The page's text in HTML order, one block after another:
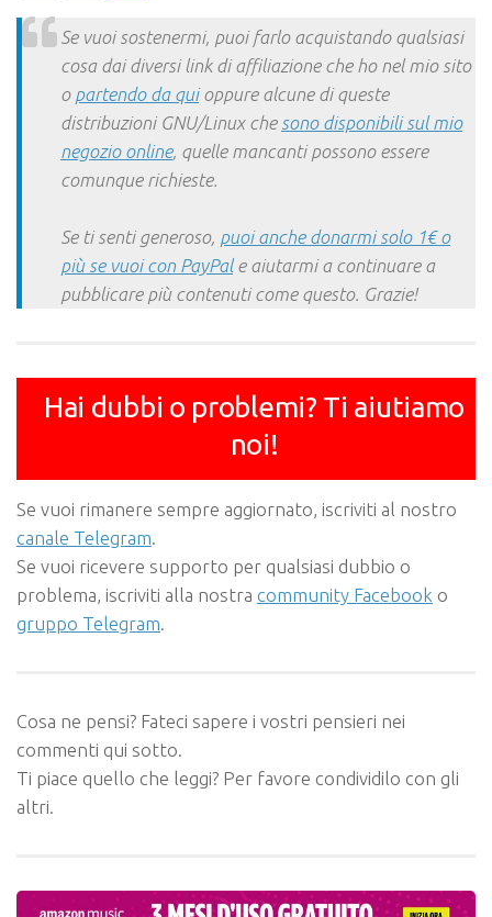
Se vuoi sostenermi, puoi farlo acquistando qualsiasi
cosa dai diversi link di affiliazione che ho nel mio sito
o partendo da quioppure alcune di queste
distribuzioni GNU/Linux che sono disponibili sul mio
negozio online, quelle mancanti possono essere
comunque richieste.
Se ti senti generoso, puoi anche donarmi solo 1€ o
più se vuoi con PayPale aiutarmi a continuare a
pubblicare più contenuti come questo. Grazie!
Hai dubbi o problemi? Ti aiutiamo
noi!
Se vuoi rimanere sempre aggiornato, iscriviti al nostro
canale Telegram.
Se vuoi ricevere supporto per qualsiasi dubbio o
problema, iscriviti alla nostra community Facebook o
gruppo Telegram.
Cosa ne pensi? Fateci sapere i vostri pensieri nei
commenti qui sotto.
Ti piace quello che leggi? Per favore condividilo con gli
altri.